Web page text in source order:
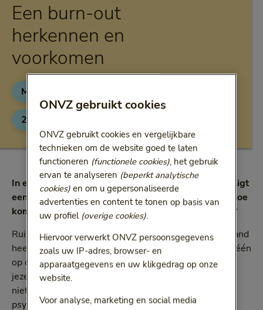
Een burn-out
herkennen en
voorkomen
Categorie:
Mentaal gezond Categorie:
28 augustus 2018
In een tijd waarin iedereen druk-drukker-drukst is, ligt
een burn-out op de loer. Hoe krijg je een burn-out, hoe
kom je er vanaf en belangrijker: hoe voorkom je het?
Ruim veertien procent van de werknemers in Nederland
heeft last van burn-outklachten. Dat is er maar liefst één
op de zeven. “Gedurende lange tijd heb je teveel van
jezelf gevraagd en de signalen die je lichaam uitzond
niet opgemerkt of misschien wel genegeerd”, licht
psycholoog Arjan Bentsink het ontstaan toe.
ONVZ gebruikt cookies
ONVZ gebruikt cookies en vergelijkbare
technieken om de website goed te laten
functioneren (functionele cookies), het gebruik
ervan te analyseren (beperkt analytische
cookies)en om u gepersonaliseerde
advertenties en content te tonen op basis van
uw profiel (overige cookies).
Hiervoor verwerkt ONVZ persoonsgegevens
zoals uw IP-adres, browser- en
apparaatgegevens en uw klikgedrag op onze
website.
Voor analyse, marketing en social media